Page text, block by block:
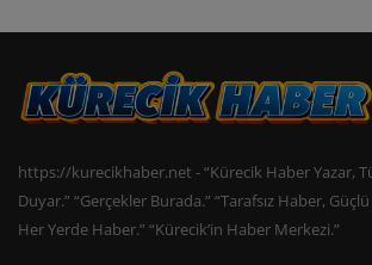
https://kurecikhaber.net - “Kürecik Haber Yazar,
Duyar.” “Gerçekler Burada.” “Tarafsız Haber,
Her Yerde Haber.” “Kürecik’in Haber Merkezi.”